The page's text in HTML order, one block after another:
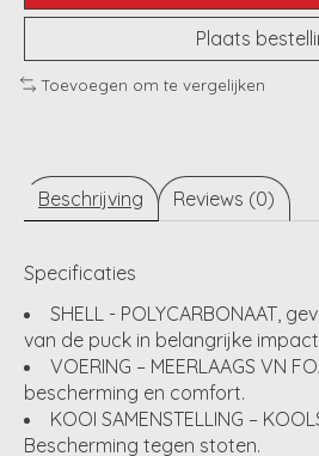
Plaats
Toevoegen om te vergelijken
Beschrijving Reviews (0)
Specificaties
SHELL - POLYCARBONAAT,
van de puck in belangrijke
VOERING – MEERLAAGS VN
bescherming en comfort.
KOOI SAMENSTELLING –
Bescherming tegen stoten.